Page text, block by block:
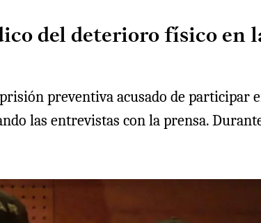
del deterioro físico en
preventiva acusado de participar
las entrevistas con la prensa.